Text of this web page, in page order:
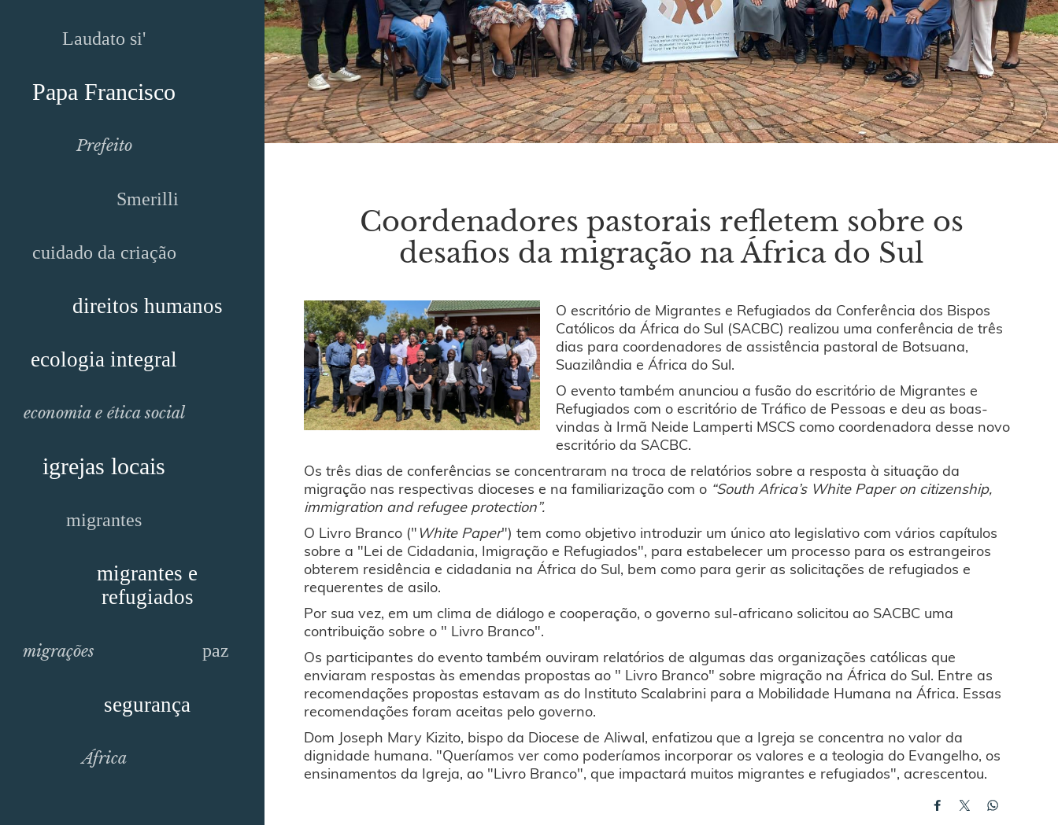
Laudato si'
Papa Francisco
Prefeito
Smerilli
cuidado da criação
direitos humanos
ecologia integral
economia e ética social
igrejas locais
migrantes
migrantes e
refugiados
migrações paz
segurança
África
Coordenadores pastorais refletem sobre os
desafios da migração na África do Sul
O escritório de Migrantes e Refugiados da Conferência dos Bispos
Católicos da África do Sul (SACBC) realizou uma conferência de três
dias para coordenadores de assistência pastoral de Botsuana,
Suazilândia e África do Sul.
O evento também anunciou a fusão do escritório de Migrantes e
Refugiados com o escritório de Tráfico de Pessoas e deu as boas-
vindas à Irmã Neide Lamperti MSCS como coordenadora desse novo
escritório da SACBC.
Os três dias de conferências se concentraram na troca de relatórios sobre a resposta à situação da
migração nas respectivas dioceses e na familiarização com o “South Africa’s White Paper on citizenship,
immigration and refugee protection”.
O Livro Branco ("White Paper") tem como objetivo introduzir um único ato legislativo com vários capítulos
sobre a "Lei de Cidadania, Imigração e Refugiados", para estabelecer um processo para os estrangeiros
obterem residência e cidadania na África do Sul, bem como para gerir as solicitações de refugiados e
requerentes de asilo.
Por sua vez, em um clima de diálogo e cooperação, o governo sul-africano solicitou ao SACBC uma
contribuição sobre o " Livro Branco".
Os participantes do evento também ouviram relatórios de algumas das organizações católicas que
enviaram respostas às emendas propostas ao " Livro Branco" sobre migração na África do Sul. Entre as
recomendações propostas estavam as do Instituto Scalabrini para a Mobilidade Humana na África. Essas
recomendações foram aceitas pelo governo.
Dom Joseph Mary Kizito, bispo da Diocese de Aliwal, enfatizou que a Igreja se concentra no valor da
dignidade humana. "Queríamos ver como poderíamos incorporar os valores e a teologia do Evangelho, os
ensinamentos da Igreja, ao "Livro Branco", que impactará muitos migrantes e refugiados", acrescentou.